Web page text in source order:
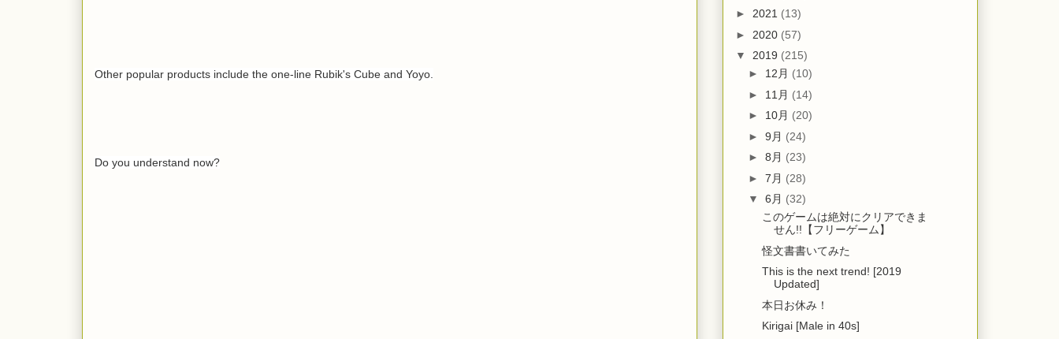
Other popular products include the one-line Rubik's Cube and Yoyo.
Do you understand now?
► 2021 (13)
► 2020 (57)
▼ 2019 (215)
► 12月 (10)
► 11月 (14)
► 10月 (20)
►9月 (24)
►8月 (23)
►7月 (28)
▼6月 (32)
このゲームは絶対にクリアできま
せん!!【フリーゲーム】
怪文書書いてみた
This is the next trend! [2019
Updated]
本日お休み！
Kirigai [Male in 40s]